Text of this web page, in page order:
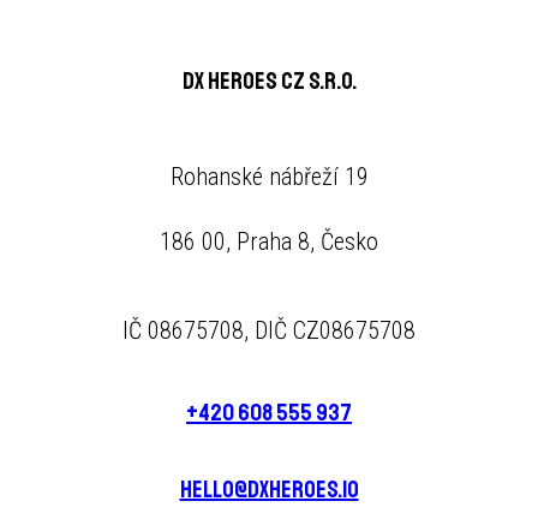
DX Heroes CZ s.r.o.
Rohanské nábřeží 19
186 00, Praha 8, Česko
IČ 08675708, DIČ CZ08675708
+420 608 555 937
hello@dxheroes.io